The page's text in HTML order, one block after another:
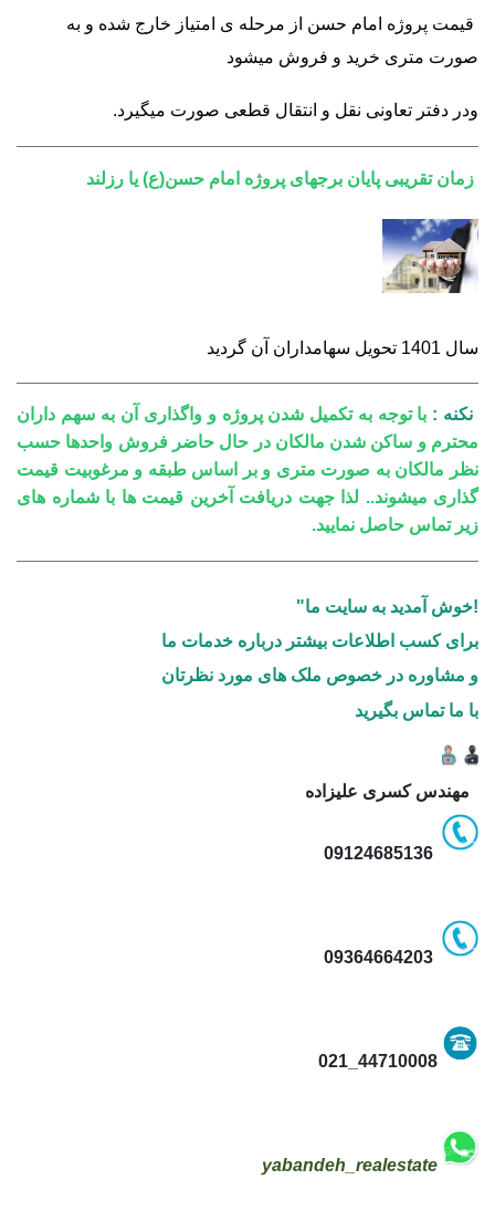
قیمت پروژه امام حسن از مرحله ی امتیاز خارج شده و به
صورت متری خرید و فروش میشود
ودر دفتر تعاونی نقل و انتقال قطعی صورت میگیرد.
زمان تقریبی پایان برجهای پروژه امام حسن(ع) یا رزلند
سال 1401 تحویل سهامداران آن گردید
نکنه : با توجه به تکمیل شدن پروژه و واگذاری آن به سهم داران
محترم و ساکن شدن مالکان در حال حاضر فروش واحدها حسب
نظر مالکان به صورت متری و بر اساس طبقه و مرغوبیت قیمت
گذاری میشوند.. لذا جهت دریافت آخرین قیمت ها با شماره های
زیر تماس حاصل نمایید.
!خوش آمدید به سایت ما"
برای کسب اطلاعات بیشتر درباره خدمات ما
و مشاوره در خصوص ملک های مورد نظرتان
با ما تماس بگیرید
مهندس کسری علیزاده
yabandeh_realestate